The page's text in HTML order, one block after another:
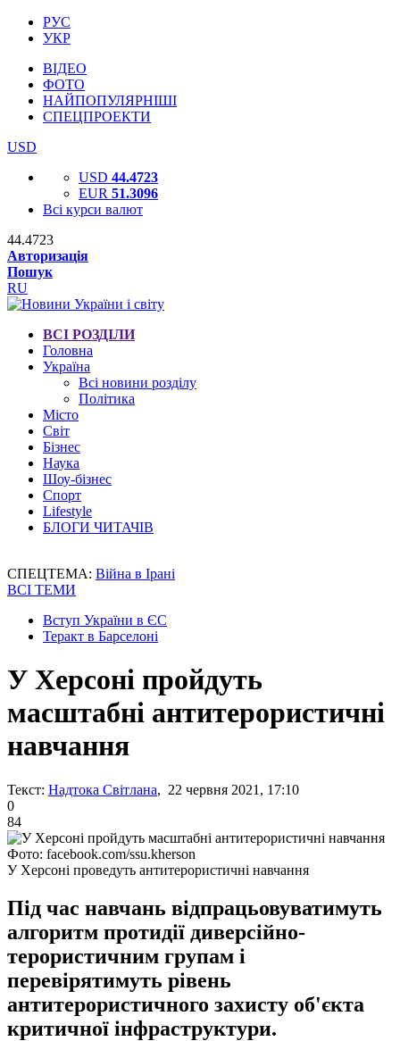
РУС
УКР
ВІДЕО
ФОТО
НАЙПОПУЛЯРНІШІ
СПЕЦПРОЕКТИ
USD
USD 44.4723
EUR 51.3096
Всі курси валют
44.4723
Авторизація
Пошук
RU
ВСІ РОЗДІЛИ
Головна
Україна
Всі новини розділу
Політика
Місто
Світ
Бізнес
Наука
Шоу-бізнес
Спорт
Lifestyle
БЛОГИ ЧИТАЧІВ
СПЕЦТЕМА: Війна в Ірані
ВСІ ТЕМИ
Вступ України в ЄС
Теракт в Барселоні
У Херсоні пройдуть
масштабні антитерористичні
навчання
Текст: Надтока Світлана, 22 червня 2021, 17:10
0
84
Фото: facebook.com/ssu.kherson
У Херсоні проведуть антитерористичні навчання
Під час навчань відпрацьовуватимуть
алгоритм протидії диверсійно-
терористичним групам і
перевірятимуть рівень
антитерористичного захисту об'єкта
критичної інфраструктури.